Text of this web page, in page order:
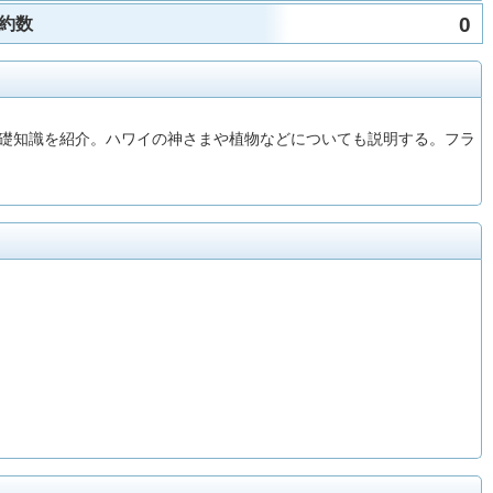
数 0
識を紹介。ハワイの神さまや植物などについても説明する。フラ